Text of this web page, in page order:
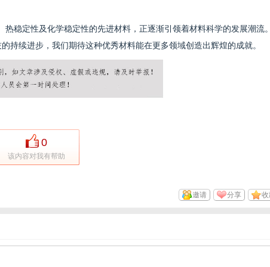
稳定性及化学稳定性的先进材料，正逐渐引领着材料科学的发展潮流
持续进步，我们期待这种优秀材料能在更多领域创造出辉煌的成就。
0
该内容对我有帮助
分享
邀请